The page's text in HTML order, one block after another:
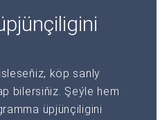
köp sanly
bilersiňiz. Şeýle hem
üpjünçiligini